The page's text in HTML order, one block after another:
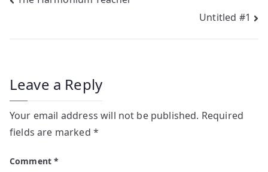
Untitled #1
Leave a Reply
Your email address will not be published. Required
fields are marked *
Comment*